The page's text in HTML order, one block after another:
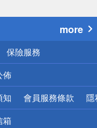
more
保險服務
佈
知 會員服務條款 隱
箱